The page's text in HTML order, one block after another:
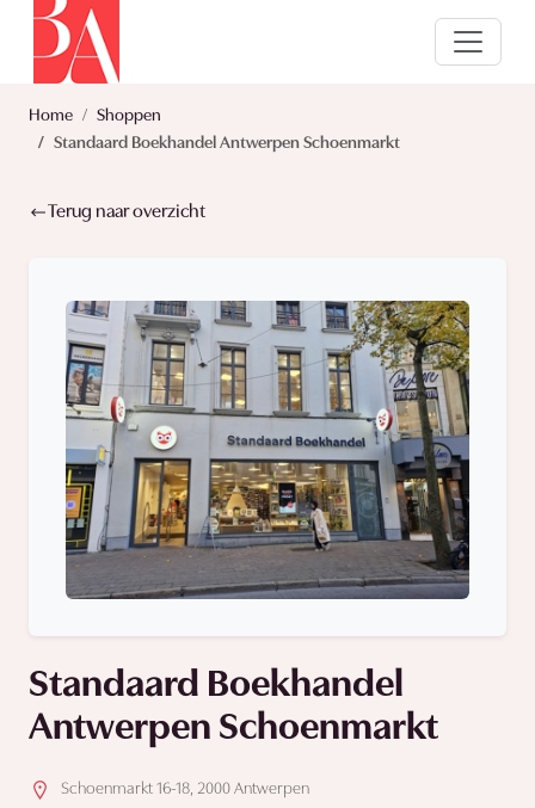
Home
Shoppen
Standaard Boekhandel Antwerpen Schoenmarkt
Terug naar overzicht
Standaard Boekhandel
Antwerpen Schoenmarkt
Schoenmarkt 16-18, 2000 Antwerpen